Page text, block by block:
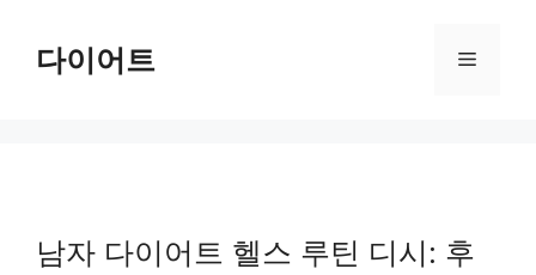
다이어트 Menu
남자 다이어트 헬스 루틴 디시: 후